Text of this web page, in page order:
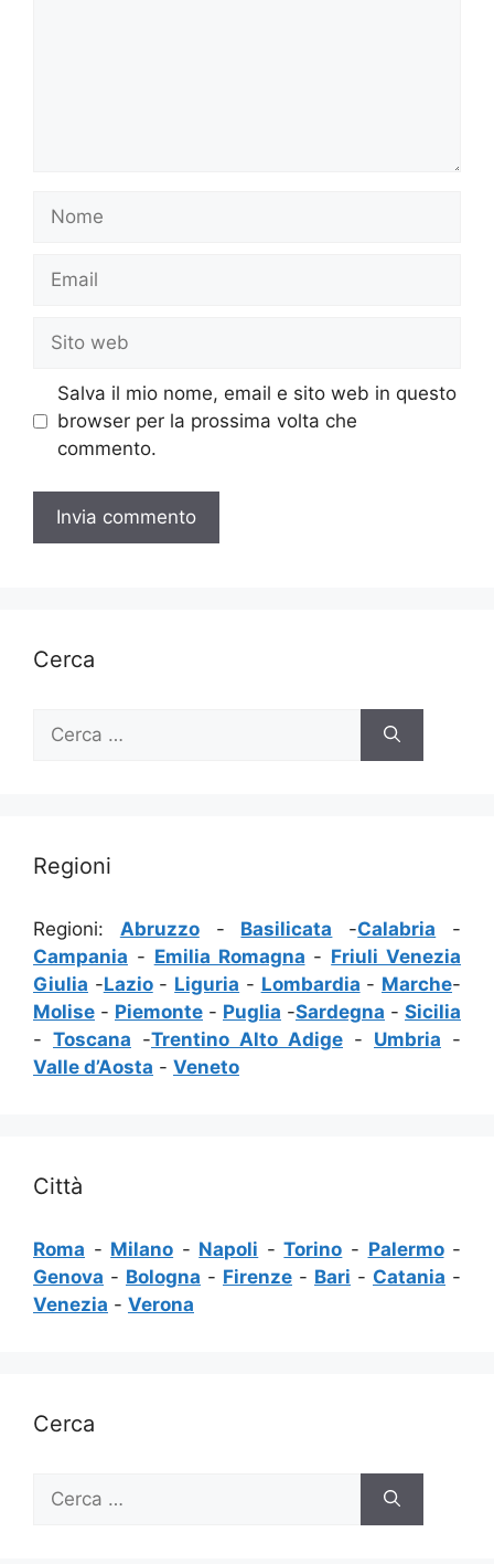
Nome
Email
Sito
web
Salva il mio nome, email e sito web in questo
browser per la prossima volta che
commento.
Cerca
per:
Regioni
Regioni: Abruzzo- Basilicata -Calabria -
Campania - Emilia Romagna - Friuli Venezia
Giulia -Lazio- Liguria - Lombardia - Marche-
Molise - Piemonte - Puglia -Sardegna - Sicilia
- Toscana -Trentino Alto Adige - Umbria -
Valle d’Aosta - Veneto
Città
Roma - Milano - Napoli -Torino - Palermo-
Genova - Bologna - Firenze - Bari - Catania -
Venezia - Verona
Cerca
per: